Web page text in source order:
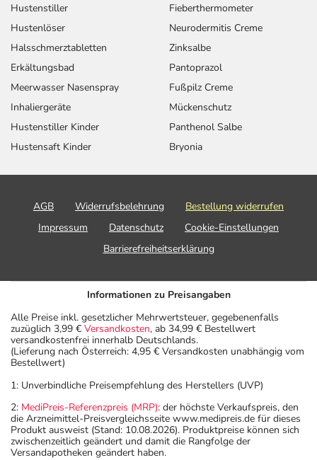
Hustenstiller
Hustenlöser
Halsschmerztabletten
Erkältungsbad
Meerwasser Nasenspray
Inhaliergeräte
Hustenstiller Kinder
Hustensaft Kinder
Fieberthermometer
Neurodermitis Creme
Zinksalbe
Pantoprazol
Fußpilz Creme
Mückenschutz
Panthenol Salbe
Bryonia
AGB Widerrufsbelehrung
Bestellung widerrufen
Impressum
Datenschutz
Cookie-Einstellungen
Barrierefreiheitserklärung
Informationen zu Preisangaben
Alle Preise inkl. gesetzlicher Mehrwertsteuer, gegebenenfalls
zuzüglich 3,99 € Versandkosten, ab 34,99 € Bestellwert
versandkostenfrei innerhalb Deutschlands.
(Lieferung nach Österreich: 4,95 € Versandkosten unabhängig vom
Bestellwert)
1: Unverbindliche Preisempfehlung des Herstellers (UVP)
2: MediPreis-Referenzpreis (MRP): der höchste Verkaufspreis, den
die Arzneimittel-Preisvergleichsseite www.medipreis.de für dieses
Produkt ausweist (Stand: 10.08.2026). Produktpreise können sich
zwischenzeitlich geändert und damit die Rangfolge der
Versandapotheken geändert haben.